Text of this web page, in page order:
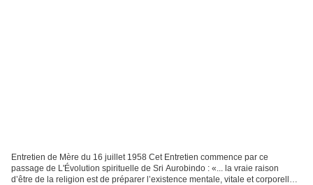
Entretien de Mère du 16 juillet 1958 Cet Entretien commence par ce
passage de L'Évolution spirituelle de Sri Aurobindo : «... la vraie raison
d’être de la religion est de préparer l’existence mentale, vitale et corporelle